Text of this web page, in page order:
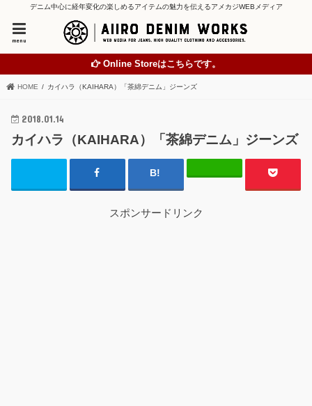
デニム中心に経年変化の楽しめるアイテムの魅力を伝えるアメカジWEBメディア
menu
Online Storeはこちらです。
HOME カイハラ（KAIHARA）「茶綿デニム」ジーンズ
2018.01.14
カイハラ（KAIHARA）「茶綿デニム」ジーンズ
スポンサードリンク